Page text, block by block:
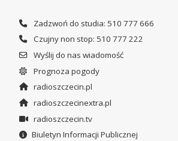
Zadzwoń do studia: 510 777 666
Czujny non stop: 510 777 222
Wyślij do nas wiadomość
Prognoza pogody
radioszczecin.pl
radioszczecinextra.pl
radioszczecin.tv
Biuletyn Informacji Publicznej